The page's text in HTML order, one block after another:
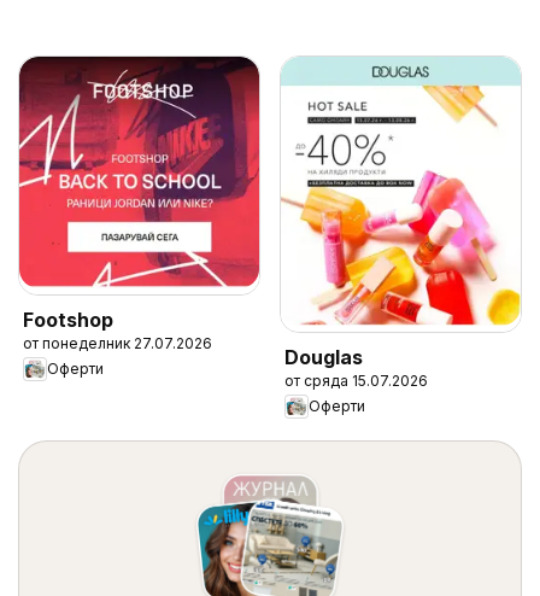
Footshop
от понеделник 27.07.2026
Оферти
Douglas
от сряда 15.07.2026
Оферти